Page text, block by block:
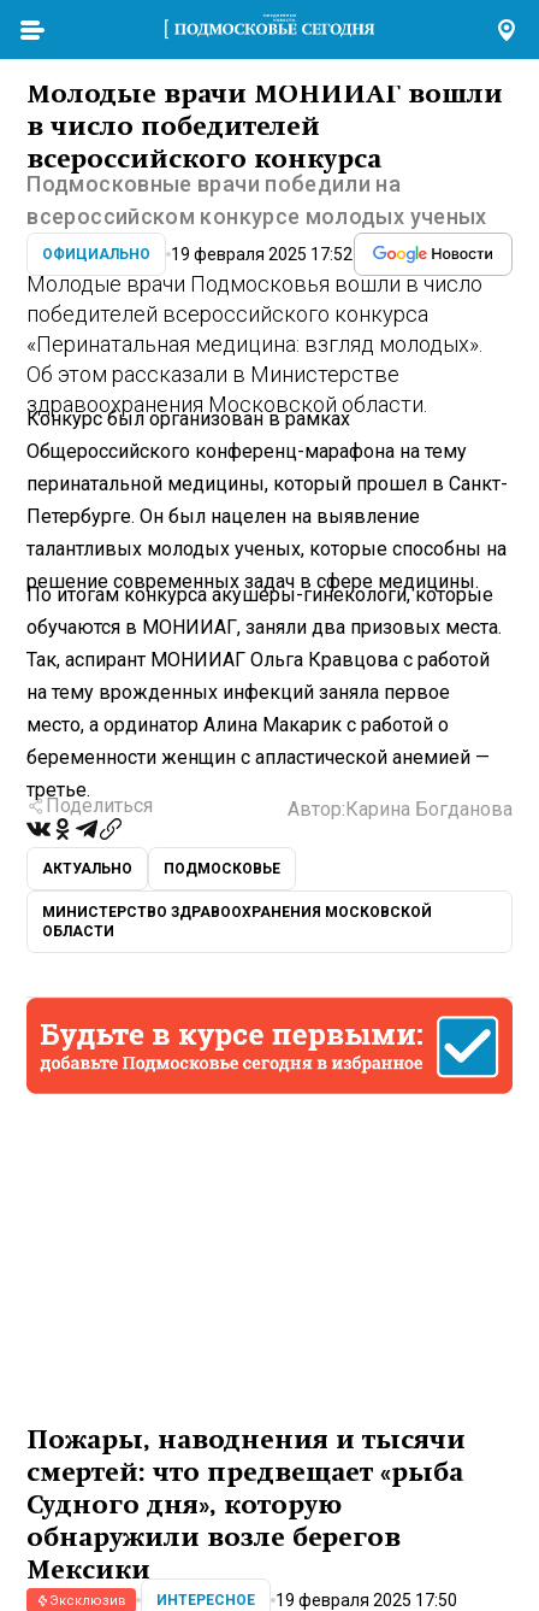
Молодые врачи МОНИИАГ вошли
в число победителей
всероссийского конкурса
Подмосковные врачи победили на
всероссийском конкурсе молодых ученых
ОФИЦИАЛЬНО 19 февраля 2025 17:52
Молодые врачи Подмосковья вошли в число
победителей всероссийского конкурса
«Перинатальная медицина: взгляд молодых».
Об этом рассказали в Министерстве
здравоохранения Московской области.
Конкурс был организован в рамках
Общероссийского конференц-марафона на тему
перинатальной медицины, который прошел в Санкт-
Петербурге. Он был нацелен на выявление
талантливых молодых ученых, которые способны на
решение современных задач в сфере медицины.
По итогам конкурса акушеры-гинекологи, которые
обучаются в МОНИИАГ, заняли два призовых места.
Так, аспирант МОНИИАГ Ольга Кравцова с работой
на тему врожденных инфекций заняла первое
место, а ординатор Алина Макарик с работой о
беременности женщин с апластической анемией —
третье.
Поделиться Автор: Карина Богданова
АКТУАЛЬНО ПОДМОСКОВЬЕ
МИНИСТЕРСТВО ЗДРАВООХРАНЕНИЯ МОСКОВСКОЙ
ОБЛАСТИ
Пожары, наводнения и тысячи
смертей: что предвещает «рыба
Судного дня», которую
обнаружили возле берегов
Мексики
Эксклюзив ИНТЕРЕСНОЕ 19 февраля 2025 17:50